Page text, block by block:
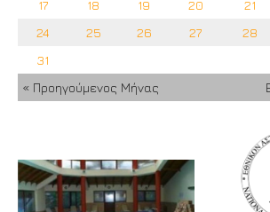
17 18 19 20 21
24
25 26 27 28
31
« Προηγούμενος Μήνας